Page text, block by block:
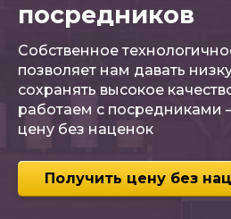
посредников
Собственное
позволяет нам давать
сохранять высокое
работаем с посредниками
цену без наценок
Получить цену без